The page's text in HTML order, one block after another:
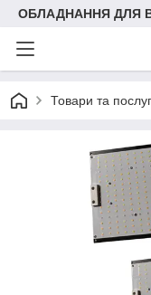
ОБЛАДНАННЯ ДЛЯ
Товари та